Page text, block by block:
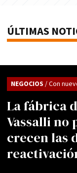
ÚLTIMAS
La fábrica
Vassalli no
crecen las
NEGOCIOS / Con